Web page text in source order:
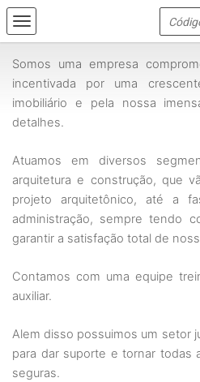
Somos uma empresa
incentivada por uma
imobiliário e pela nossa
detalhes.
Atuamos em diversos
arquitetura e construção, que
projeto arquitetônico, até a
administração, sempre tendo
garantir a satisfação total de
Contamos com uma equipe
auxiliar.
Alem disso possuimos um setor
para dar suporte e tornar todas
seguras.